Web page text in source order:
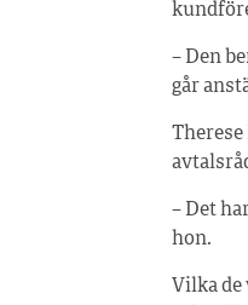
– Den
går
– Det
hon.
Vilka